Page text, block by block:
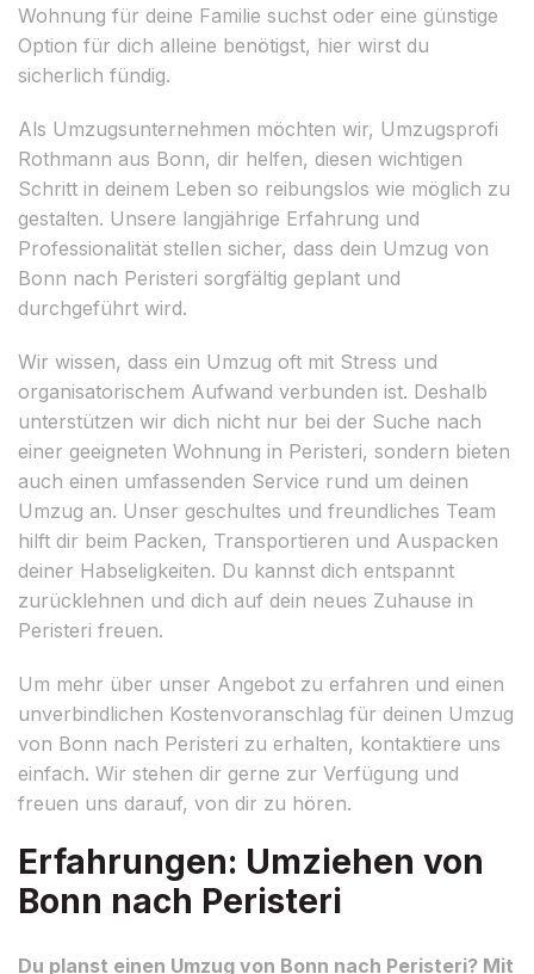
Wohnung für deine Familie suchst oder eine günstige
Option für dich alleine benötigst, hier wirst du
sicherlich fündig.
Als Umzugsunternehmen möchten wir, Umzugsprofi
Rothmann aus Bonn, dir helfen, diesen wichtigen
Schritt in deinem Leben so reibungslos wie möglich zu
gestalten. Unsere langjährige Erfahrung und
Professionalität stellen sicher, dass dein Umzug von
Bonn nach Peristeri sorgfältig geplant und
durchgeführt wird.
Wir wissen, dass ein Umzug oft mit Stress und
organisatorischem Aufwand verbunden ist. Deshalb
unterstützen wir dich nicht nur bei der Suche nach
einer geeigneten Wohnung in Peristeri, sondern bieten
auch einen umfassenden Service rund um deinen
Umzug an. Unser geschultes und freundliches Team
hilft dir beim Packen, Transportieren und Auspacken
deiner Habseligkeiten. Du kannst dich entspannt
zurücklehnen und dich auf dein neues Zuhause in
Peristeri freuen.
Um mehr über unser Angebot zu erfahren und einen
unverbindlichen Kostenvoranschlag für deinen Umzug
von Bonn nach Peristeri zu erhalten, kontaktiere uns
einfach. Wir stehen dir gerne zur Verfügung und
freuen uns darauf, von dir zu hören.
Erfahrungen: Umziehen von
Bonn nach Peristeri
Du planst einen Umzug von Bonn nach Peristeri? Mit